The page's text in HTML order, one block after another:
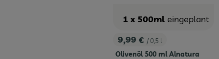
, Preis:
9,99 € / 0,5 l
Olivenöl 500 ml Alnatura
1 x 500ml eingeplant